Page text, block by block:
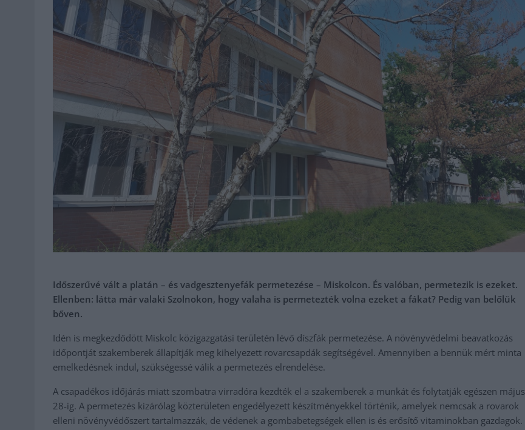
Időszerűvé vált a platán – és vadgesztenyefák permetezése – Miskolcon. És valóban, permetezik is ezeket.
Ellenben: látta már valaki Szolnokon, hogy valaha is permetezték volna ezeket a fákat? Pedig van belőlük
bőven.
Idén is megkezdődött Miskolc közigazgatási területén lévő díszfák permetezése. A növényvédelmi beavatkozás
időpontját szakemberek állapítják meg kihelyezett rovarcsapdák segítségével. Amennyiben a bennük mért minta
emelkedésnek indul, szükségessé válik a permetezés elrendelése.
A csapadékos időjárás miatt szombatra virradóra kezdték el a szakemberek a munkát és folytatják egészen május
28-ig. A permetezés kizárólag közterületen engedélyezett készítményekkel történik, amelyek nemcsak a rovarok
elleni növényvédőszert tartalmazzák, de védenek a gombabetegségek ellen is és erősítő vitaminokban gazdagok.